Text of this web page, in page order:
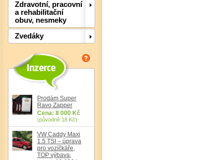
Zdravotní, pracovní
a rehabilitační
obuv, nesmeky
Zvedáky
Prodám Super
Ravo Zapper
Cena: 8 000 Kč
(původně 18 Kč)
VW Caddy Maxi
1.5 TSI – úprava
pro vozíčkáře,
TOP výbava,